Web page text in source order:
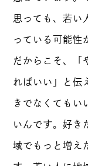
思っても、若い
っている可能性
だからこそ、「
ればいい」と伝
きでなくてもい
いんです。好き
域でもっと増え